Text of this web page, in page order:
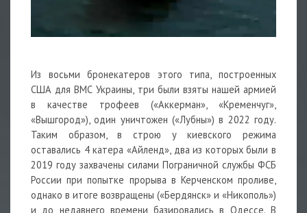
Из восьми бронекатеров этого типа, построенных
США для ВМС Украины, три были взяты нашей армией
в качестве трофеев («Аккерман», «Кременчуг»,
«Вышгород»), один уничтожен («Лубны») в 2022 году.
Таким образом, в строю у киевского режима
оставались 4 катера «Айленд», два из которых были в
2019 году захвачены силами Пограничной службы ФСБ
России при попытке прорыва в Керченском проливе,
однако в итоге возвращены («Бердянск» и «Никополь»)
и до недавнего времени базировались в Одессе. В